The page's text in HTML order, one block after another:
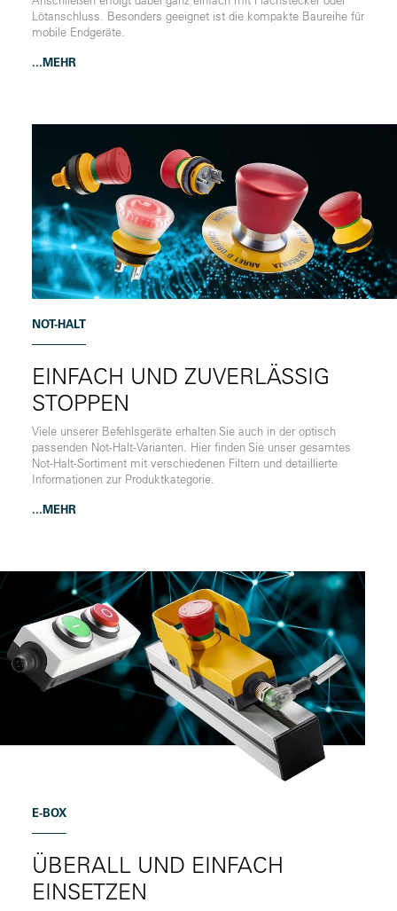
Lötanschluss. Besonders geeignet ist die kompakte Baureihe für
mobile Endgeräte.
...MEHR
NOT-HALT
EINFACH UND ZUVERLÄSSIG
STOPPEN
Viele unserer Befehlsgeräte erhalten Sie auch in der optisch
passenden Not-Halt-Varianten. Hier finden Sie unser gesamtes
Not-Halt-Sortiment mit verschiedenen Filtern und detaillierte
Informationen zur Produktkategorie.
...MEHR
E-BOX
ÜBERALL UND EINFACH
EINSETZEN